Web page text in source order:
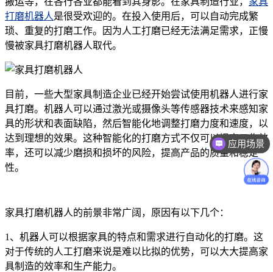
打磨机器人是很受欢迎的。在投入使用后，可以自动完成繁
琐、重复的打磨工作。因为人工打磨已经无法满足需求，正慢
慢被家具打磨机器人取代。
目前，一些大型家具制造企业已经开始尝试使用机器人进行家
具打磨。机器人可以通过激光或摄像头等传感器技术来感知家
具的形状和表面缺陷，然后智能化地调整打磨力度和速度，以
达到理想的效果。这种智能化的打磨方式不仅可以提高工作效
率，还可以减少磨损和损坏的风险，提高产品的质量和稳定
性。
家具打磨机器人的前景非常广阔，原因有以下几个：
1、机器人可以根据家具的特点和需求进行自动化的打磨。这
对于传统的人工打磨来说是难以比拟的优势，可以大大提高家
具制造的效率和生产能力。
应用场景